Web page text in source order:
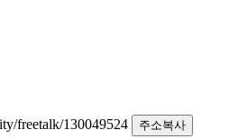
freetalk/130049524
주소복사